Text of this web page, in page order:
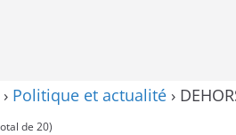
› Politique et actualité ›
de 20)